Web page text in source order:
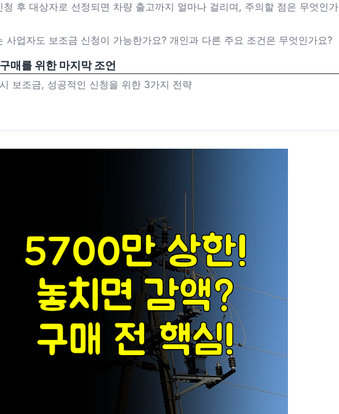
청 후 대상자로 선정되면 차량 출고까지 얼마나 걸리며, 주의할 점은 무엇인가
사업자도 보조금 신청이 가능한가요? 개인과 다른 주요 조건은 무엇인가요?
매를 위한 마지막 조언
보조금, 성공적인 신청을 위한 3가지 전략